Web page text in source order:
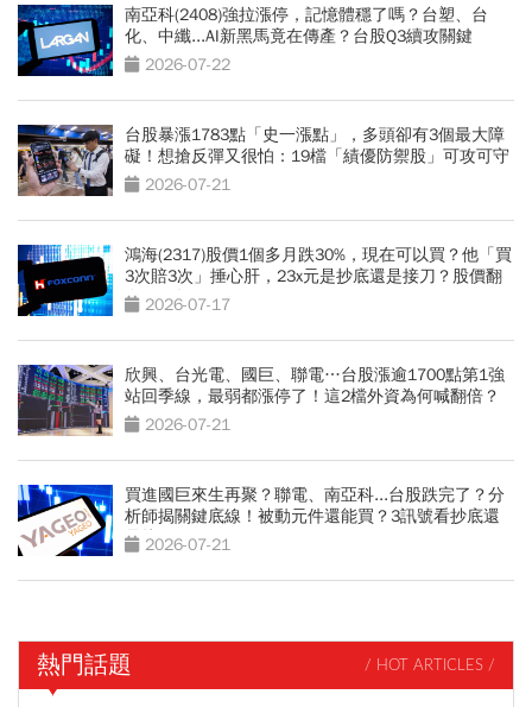
南亞科(2408)強拉漲停，記憶體穩了嗎？台塑、台
化、中纖...AI新黑馬竟在傳產？台股Q3續攻關鍵
2026-07-22
台股暴漲1783點「史一漲點」，多頭卻有3個最大障
礙！想搶反彈又很怕：19檔「績優防禦股」可攻可守
2026-07-21
鴻海(2317)股價1個多月跌30%，現在可以買？他「買
3次賠3次」捶心肝，23x元是抄底還是接刀？股價翻
身2關鍵
2026-07-17
欣興、台光電、國巨、聯電…台股漲逾1700點第1強
站回季線，最弱都漲停了！這2檔外資為何喊翻倍？
2026-07-21
買進國巨來生再聚？聯電、南亞科...台股跌完了？分
析師揭關鍵底線！被動元件還能買？3訊號看抄底還
是接刀
2026-07-21
熱門話題 / HOT ARTICLES /